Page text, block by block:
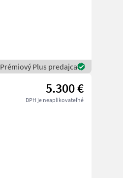
Prémiový Plus predajca
5.300 €
DPH je neaplikovateľné